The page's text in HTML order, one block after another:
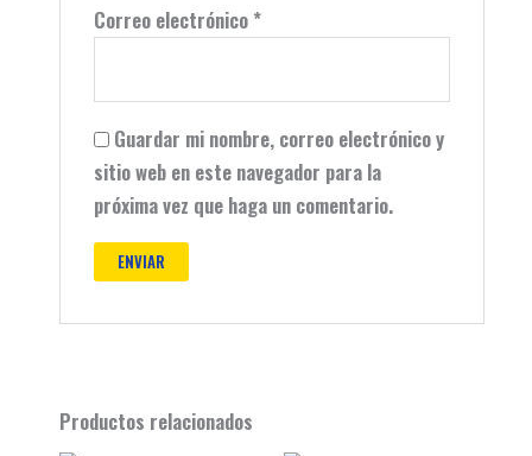
Correo electrónico *
Guardar mi nombre, correo electrónico y
sitio web en este navegador para la
próxima vez que haga un comentario.
Productos relacionados